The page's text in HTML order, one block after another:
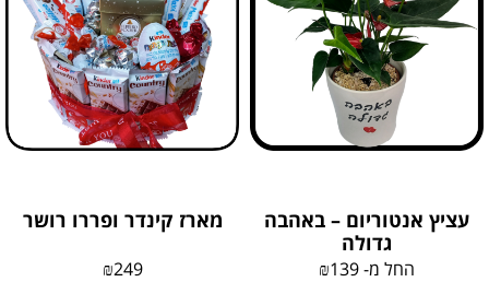
עציץ אנטוריום – באהבה
גדולה
החל מ- ₪139
מארז קינדר ופררו רושר
₪249